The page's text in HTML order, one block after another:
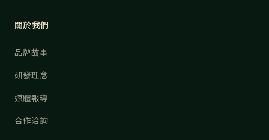
關於我們
品牌故事
研發理念
媒體報導
合作洽詢